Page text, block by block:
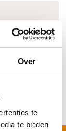
Over
te
te bieden
N O
P